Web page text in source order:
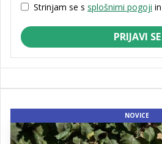
Strinjam se s splošnimi pogoji in
PRIJAVI SE
NOVICE